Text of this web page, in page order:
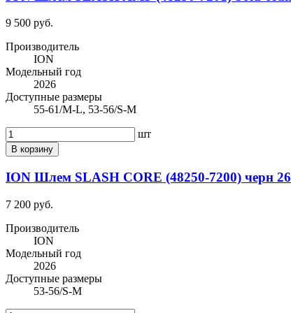
9 500 руб.
Производитель
ION
Модельный год
2026
Доступные размеры
55-61/M-L, 53-56/S-M
шт
В корзину
ION Шлем SLASH CORE (48250-7200) черн 26
7 200 руб.
Производитель
ION
Модельный год
2026
Доступные размеры
53-56/S-M